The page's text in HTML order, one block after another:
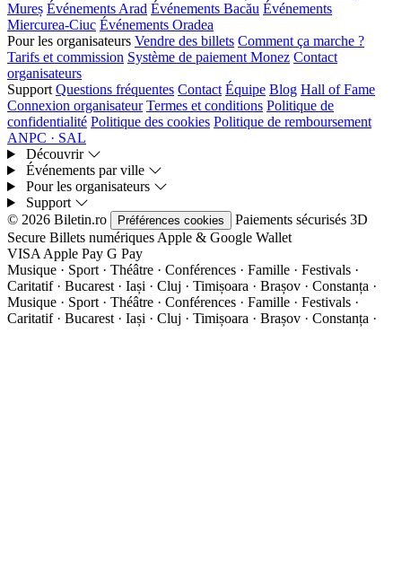
Mureș Événements Arad Événements Bacău Événements
Miercurea-Ciuc Événements Oradea
Pour les organisateurs Vendre des billets Comment ça marche ?
Tarifs et commission Système de paiement Monez Contact
organisateurs
Support Questions fréquentes Contact Équipe Blog Hall of Fame
Connexion organisateur Termes et conditions Politique de
confidentialité Politique des cookies Politique de remboursement
ANPC · SAL
Découvrir
Événements par ville
Pour les organisateurs
Support
© 2026 Biletin.ro
Préférences cookies Paiements sécurisés 3D
Secure Billets numériques Apple & Google Wallet
VISA Apple Pay G Pay
Musique · Sport · Théâtre · Conférences · Famille · Festivals ·
Caritatif · Bucarest · Iași · Cluj · Timișoara · Brașov · Constanța ·
Musique · Sport · Théâtre · Conférences · Famille · Festivals ·
Caritatif · Bucarest · Iași · Cluj · Timișoara · Brașov · Constanța ·